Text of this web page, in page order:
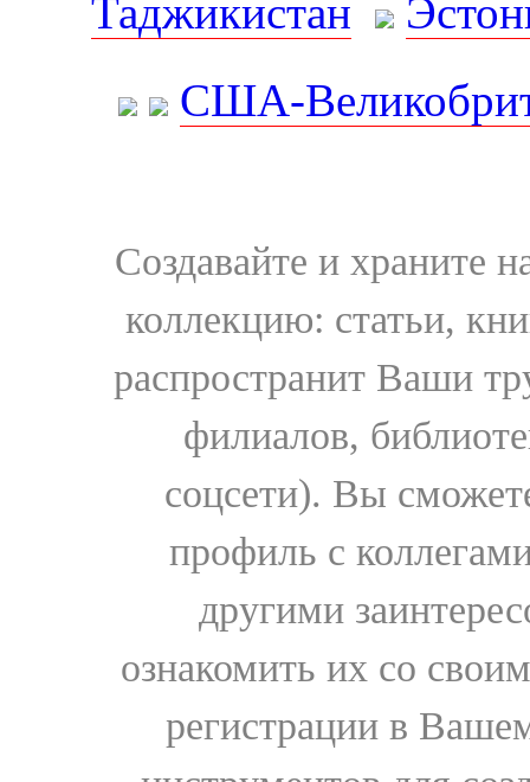
Таджикистан
США-
Создавайте и храните
коллекцию: статьи,
распространит Ваши
филиалов,
соцсети). Вы
профиль с
другими
ознакомить их со
регистрации в